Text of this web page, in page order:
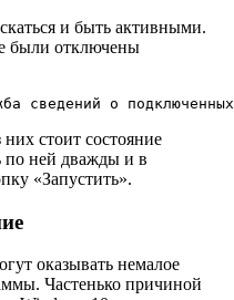
и быть активными.
были отключены
сведений о
стоит состояние
по ней дважды и в
«Запустить».
оказывать немалое
Частенько причиной